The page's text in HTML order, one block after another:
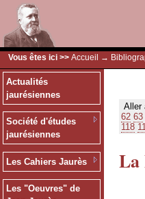
Vous êtes ici >> Accueil →
Actualités
jaurésiennes
Société d'études
jaurésiennes
Les Cahiers Jaurès
Les "Oeuvres" de
Aller
62 63
118
La